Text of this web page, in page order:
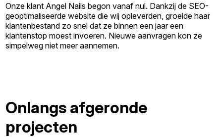
Onze klant Angel Nails begon vanaf nul. Dankzij de SEO-
geoptimaliseerde website die wij opleverden, groeide haar
klantenbestand zo snel dat ze binnen een jaar een
klantenstop moest invoeren. Nieuwe aanvragen kon ze
simpelweg niet meer aannemen.
Onlangs afgeronde
projecten